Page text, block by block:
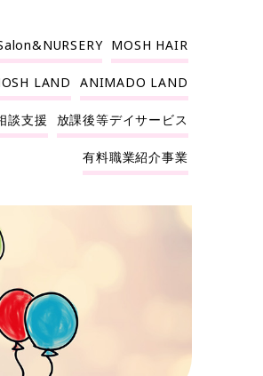
MOSH HAIR
LAND ANIMADO LAND
談支援 放課後等デイサービス
有料職業紹介事業